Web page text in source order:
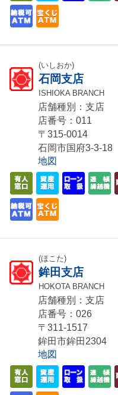
(いしおか)
石岡支店
ISHIOKA BRANCH
店舗種別：支店
店番号：011
〒315-0014
石岡市国府3-3-18
地図
(ほこた)
鉾田支店
HOKOTA BRANCH
店舗種別：支店
店番号：026
〒311-1517
鉾田市鉾田2304
地図